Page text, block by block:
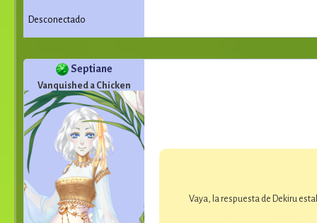
Desconectado
Septiane
Vanquished a Chicken
Vaya, la respuesta de Dekiru